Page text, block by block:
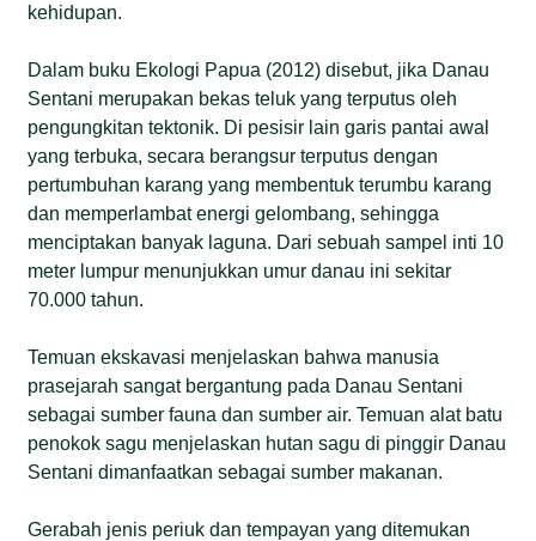
kehidupan.
Dalam buku Ekologi Papua (2012) disebut, jika Danau
Sentani merupakan bekas teluk yang terputus oleh
pengungkitan tektonik. Di pesisir lain garis pantai awal
yang terbuka, secara berangsur terputus dengan
pertumbuhan karang yang membentuk terumbu karang
dan memperlambat energi gelombang, sehingga
menciptakan banyak laguna. Dari sebuah sampel inti 10
meter lumpur menunjukkan umur danau ini sekitar
70.000 tahun.
Temuan ekskavasi menjelaskan bahwa manusia
prasejarah sangat bergantung pada Danau Sentani
sebagai sumber fauna dan sumber air. Temuan alat batu
penokok sagu menjelaskan hutan sagu di pinggir Danau
Sentani dimanfaatkan sebagai sumber makanan.
Gerabah jenis periuk dan tempayan yang ditemukan